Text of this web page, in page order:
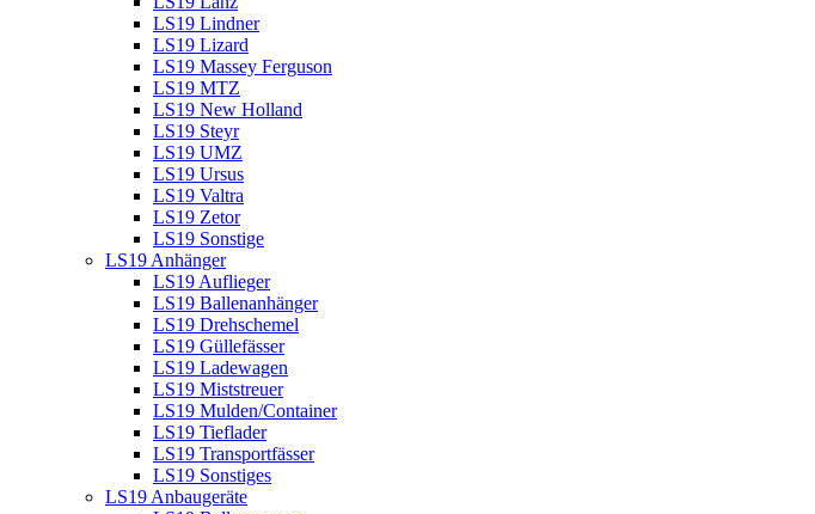
LS19 Lindner
LS19 Lizard
LS19 Massey Ferguson
LS19 MTZ
LS19 New Holland
LS19 Steyr
LS19 UMZ
LS19 Ursus
LS19 Valtra
LS19 Zetor
LS19 Sonstige
LS19 Anhänger
LS19 Auflieger
LS19 Ballenanhänger
LS19 Drehschemel
LS19 Güllefässer
LS19 Ladewagen
LS19 Miststreuer
LS19 Mulden/Container
LS19 Tieflader
LS19 Transportfässer
LS19 Sonstiges
LS19 Anbaugeräte